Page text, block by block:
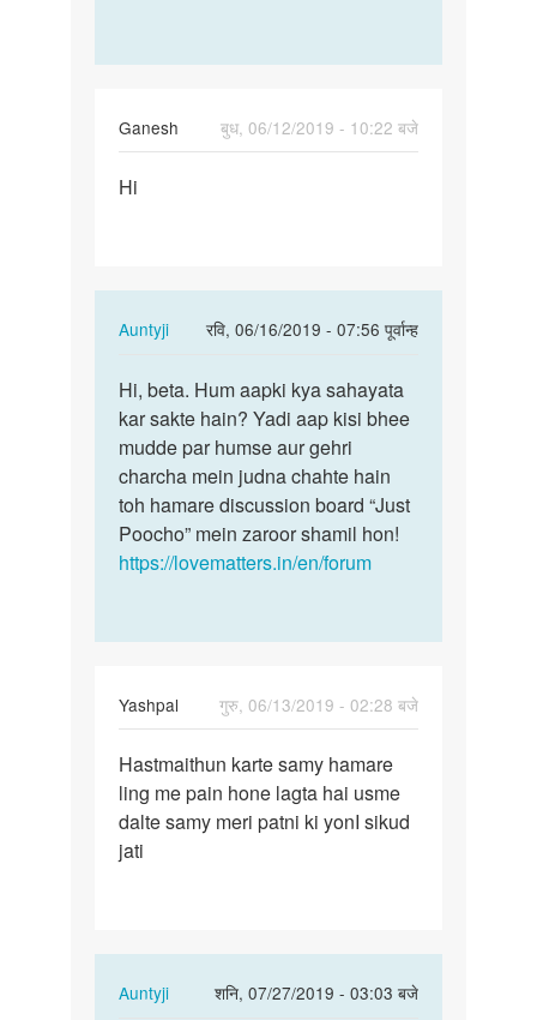
Ganesh
बुध, 06/12/2019 - 10:22 बजे
Hi
Hi
Auntyji
रवि, 06/16/2019 - 07:56 पूर्वान्ह
In
to
Hi
by
Ganesh
Hi,
beta.
Hum
aapki
kya…
Hi, beta. Hum aapki kya sahayata
kar sakte hain? Yadi aap kisi bhee
mudde par humse aur gehri
charcha mein judna chahte hain
toh hamare discussion board “Just
Poocho” mein zaroor shamil hon!
https://lovematters.in/en/forum
Yashpal
गुरु, 06/13/2019 - 02:28 बजे
Hastmaithun
karte
samy…
Hastmaithun karte samy hamare
ling me pain hone lagta hai usme
dalte samy meri patni ki yonI sikud
jati
Auntyji
शनि, 07/27/2019 - 03:03 बजे
In